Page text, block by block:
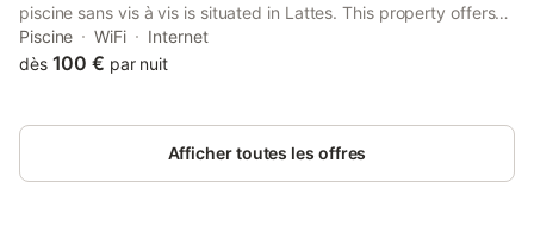
piscine sans vis à vis is situated in Lattes. This property offers
access to a terrace, free private parking and free WiFi. The
property is non-smoking and is set 3.
Piscine WiFi
Internet
dès 100 € par nuit
Afficher toutes les offres